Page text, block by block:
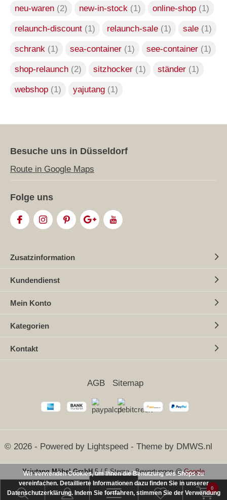
0
neu-waren (2) new-in-stock (1) online-shop (1)
relaunch-discount (1) relaunch-sale (1) sale (1)
schrank (1) sea-container (1) see-container (1)
shop-relaunch (2) sitzhocker (1) ständer (1)
webshop (1) yajutang (1)
Besuche uns in Düsseldorf
Route in Google Maps
Folge uns
Zusatzinformation
Kundendienst
Mein Konto
Kategorien
Kontakt
© 2026 - Powered by Lightspeed - Theme by DMWS.nl
AGB Sitemap
Yajutang Möbel GmbH 5/5 Sterne-Bewertungen @Google
Wir verwenden Cookies, um Ihnen die Benutzung des Shops zu
vereinfachen. Detaillierte Informationen dazu finden Sie in unserer
Datenschutzerklärung. Indem Sie fortfahren, stimmen Sie der Verwendung